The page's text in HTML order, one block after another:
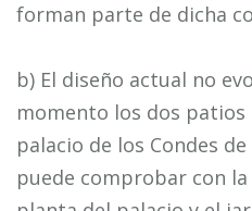
forman parte de dicha
b) El diseño actual no
momento los dos
palacio de los Condes
puede comprobar con